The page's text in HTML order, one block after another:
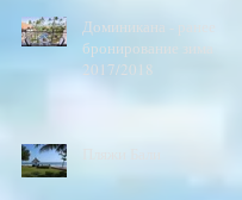
Доминикана - ранее
бронирование зима
2017/2018